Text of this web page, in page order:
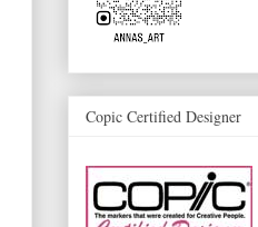
Copic Certified Designer